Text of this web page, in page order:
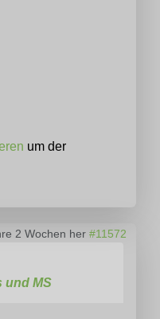
um der
2 Wochen her #11572
und MS